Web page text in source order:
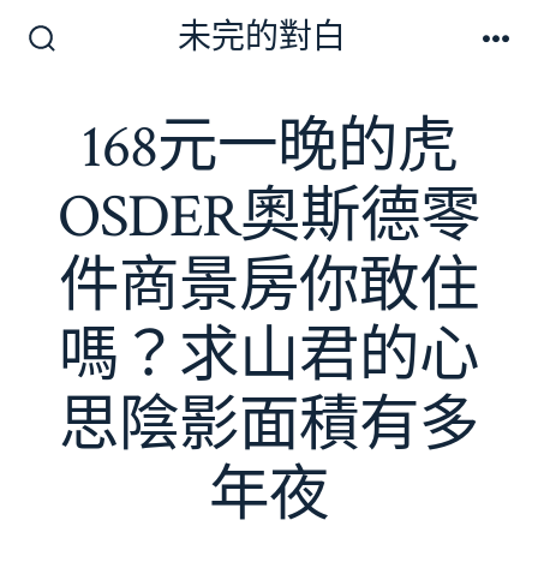
未完的對白
168元一晚的虎
OSDER奧斯德零
件商景房你敢住
嗎？求山君的心
思陰影面積有多
年夜